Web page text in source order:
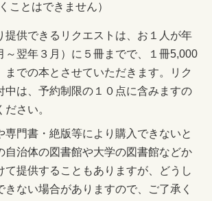
ことはできません）
提供できるリクエストは、お１人が年
～翌年３月）に５冊までで、１冊5,000
までの本とさせていただきます。リク
中は、予約制限の１０点に含みますの
さい。
専門書・絶版等により購入できないと
自治体の図書館や大学の図書館などか
て提供することもありますが、どうし
きない場合がありますので、ご了承く